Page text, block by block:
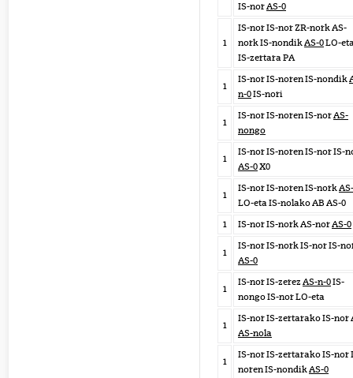
IS-norAS-0
1
IS-nor IS-nor ZR-nork AS-
nork IS-nondikAS-0LO-
IS-zertara PA
1
IS-nor IS-noren IS-nondik
n-0IS-nori
1
IS-nor IS-noren IS-norAS-
nongo
1
IS-nor IS-noren IS-nor IS-
AS-0X0
1
IS-nor IS-noren IS-nork
LO-eta IS-nolako AB AS-0
1
IS-nor IS-nork AS-norAS-0
1
IS-nor IS-nork IS-nor IS-
AS-0
1
IS-nor IS-zerez AS-n-0IS-
nongo IS-nor LO-eta
1
IS-nor IS-zertarako IS-nor
AS-nola
1
IS-nor IS-zertarako IS-nor
noren IS-nondikAS-0